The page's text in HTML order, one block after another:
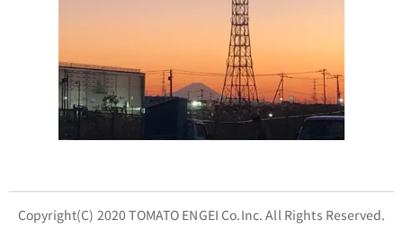
Copyright(C) 2020 TOMATO ENGEI Co.Inc. All Rights Reserved.